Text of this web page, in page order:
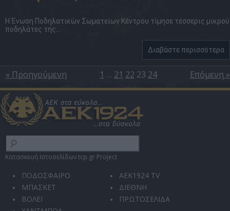
Η Ένωση Ποδηλατικών Σωματείων Κέντρου τίμησε τέσσερις
ποδηλάτες της...
Διαβάστε περισσότερα
« Προηγούμενη 1 … 21 22 23 24 Επόμενη »
Κατασκευή Ιστοσελίδων tcp.gr Project
ΠΟΔΟΣΦΑΙΡΟ
ΜΠΑΣΚΕΤ
ΒΟΛΕΪ
AEK1924 TV
ΔΙΕΘΝΗ
ΠΡΩΤΟΣΕΛΙΔΑ